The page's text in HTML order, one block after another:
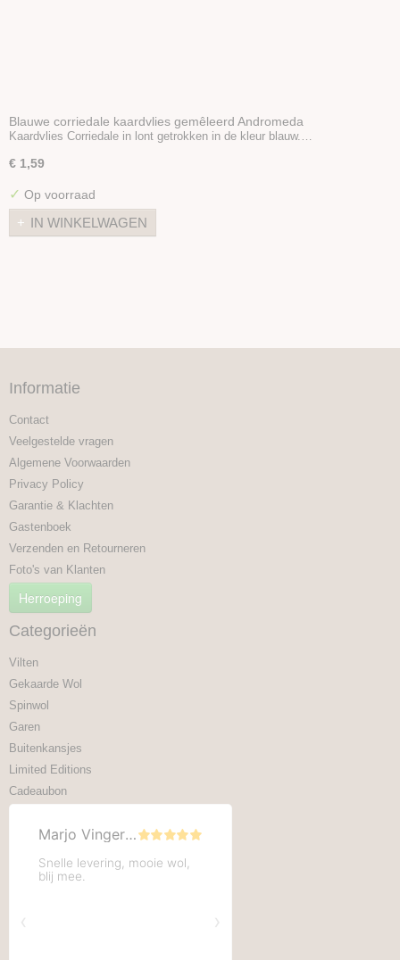
Blauwe corriedale kaardvlies gemêleerd Andromeda
Kaardvlies Corriedale in lont getrokken in de kleur blauw.…
€ 1,59
✓ Op voorraad
IN WINKELWAGEN
Informatie
Contact
Veelgestelde vragen
Algemene Voorwaarden
Privacy Policy
Garantie & Klachten
Gastenboek
Verzenden en Retourneren
Foto's van Klanten
Herroeping
Categorieën
Vilten
Gekaarde Wol
Spinwol
Garen
Buitenkansjes
Limited Editions
Cadeaubon